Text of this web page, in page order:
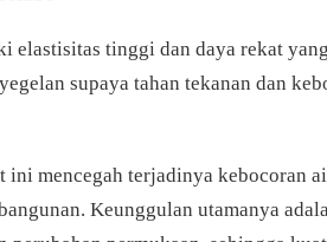
elastisitas tinggi dan daya rekat
supaya tahan tekanan dan
ini mencegah terjadinya kebocoran
Keunggulan utamanya